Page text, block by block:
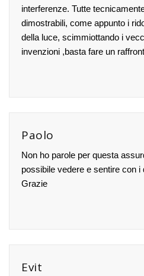
interferenze. Tutte
dimostrabili, come appunto i
della luce, scimmiottando i
invenzioni ,basta fare un
Paolo
Non ho parole per questa
possibile vedere e sentire con i
Grazie
Evit